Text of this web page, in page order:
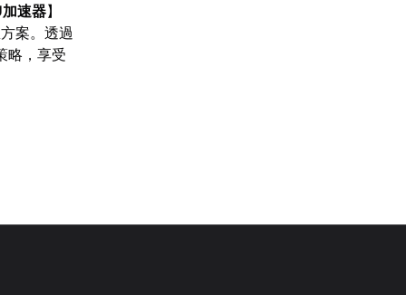
速器】
案。透過
略，享受